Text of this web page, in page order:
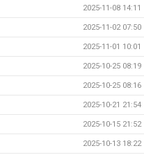
2025-11-08 14:11
2025-11-02 07:50
2025-11-01 10:01
2025-10-25 08:19
2025-10-25 08:16
2025-10-21 21:54
2025-10-15 21:52
2025-10-13 18:22